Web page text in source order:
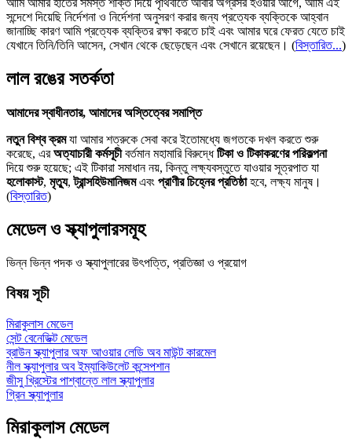
আমি আমার হাতের সমস্ত শক্তি দিয়ে পৃথিবীতে আবার অগ্রসর হওয়ার আগে, আমি এই
সন্দেশে দিয়েছি নির্দেশনা ও নির্দেশনা অনুসরণ করার জন্য প্রত্যেক ব্যক্তিকে আহ্বান
জানাচ্ছি কারণ আমি প্রত্যেক ব্যক্তির রক্ষা করতে চাই এবং আমার ঘরে ফেরত যেতে চাই
যেখানে তিনি/তিনি আসেন, সেখান থেকে ছেড়েছেন এবং সেখানে রয়েছেন। (বিস্তারিত...)
লাল রঙের সতর্কতা
আমাদের স্বাধীনতার, আমাদের অস্তিত্বের সমাপ্তি
নতুন বিশ্ব ক্রমযা আমার শত্রুকে সেবা করে ইতোমধ্যে জগতকে দখল করতে শুরু
করেছে, এরঅত্যাচারী কর্মসূচীবর্তমান মহামারি বিরুদ্ধেটিকা ও টিকাকরণের পরিকল্পনা
দিয়ে শুরু হয়েছে; এই টিকারা সমাধান নয়, কিন্তু লক্ষ্যবস্তুতে যাওয়ার সূত্রপাত যা
হলোকাস্ট, মৃত্যু,ট্রান্সহিউমানিজমএবং প্রাণীর চিহ্নের প্রতিষ্ঠাহবে, লক্ষ্য মানুষ।
(বিস্তারিত)
মেডেল ও স্ক্যাপুলারসমূহ
ভিন্ন ভিন্ন পদক ও স্ক্যাপুলারের উৎপত্তি, প্রতিজ্ঞা ও প্রয়োগ
বিষয় সূচী
মিরাকুলাস মেডেল
সেন্ট বেনেডিক্ট মেডেল
ব্রাউন স্ক্যাপুলার অফ আওয়ার লেডি অব মাউন্ট কারমেল
নীল স্ক্যাপুলার অব ইম্যাকিউলেট কন্সেপশান
জীসু খ্রিস্টের পাশ্বান্তে লাল স্ক্যাপুলার
গ্রিন স্ক্যাপুলার
মিরাকুলাস মেডেল